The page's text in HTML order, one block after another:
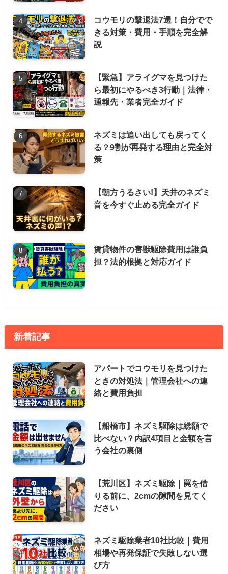
コウモリの撃退法7選！自分でで
きる対策・費用・手順を完全解
説
【緊急】アライグマを見つけた
ら最初にやるべき3行動｜法律・
通報先・業者完全ガイド
ネズミは追い出しても戻ってく
る？9割が再発する理由と完全対
策
【朝方うるさい!】天井のネズミ
音を今すぐ止める完全ガイド
賃貸物件の害獣駆除費用は誰負
担？法的根拠と対応ガイド
新着記事
アパートでコウモリを見つけた
ときの対処法｜管理会社への連
絡と費用負担
【船橋市】ネズミ駆除は総額で
比べない？内訳4項目と金額を言
う会社の裏側
【荒川区】ネズミ駆除｜罠を借
りる前に、2cmの隙間を見てく
ださい
ネズミ駆除業者10社比較｜費用
相場や再発保証で失敗しない選
び方